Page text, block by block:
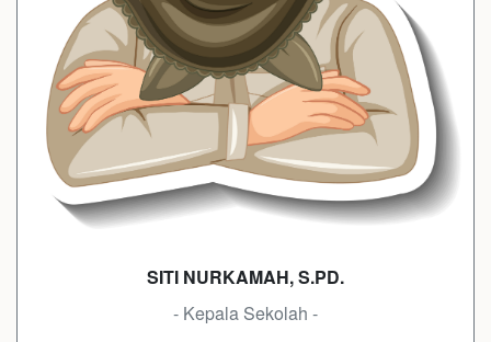
SITI NURKAMAH, S.PD.
- Kepala Sekolah -